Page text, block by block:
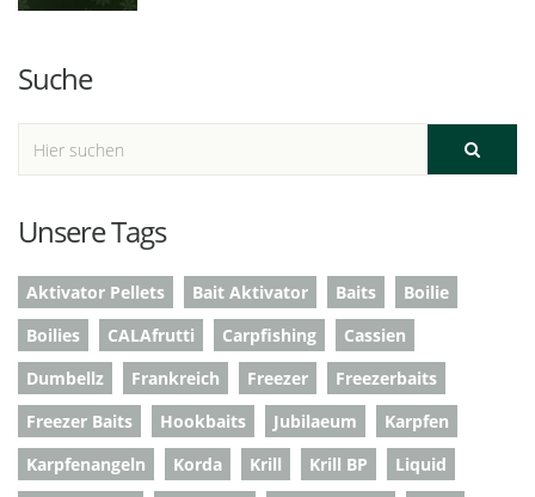
Suche
Unsere Tags
Aktivator Pellets Bait Aktivator Baits
Boilie
Boilies
CALAfrutti Carpfishing
Cassien
Dumbellz
Frankreich Freezer
Freezerbaits
Freezer Baits
Hookbaits Jubilaeum
Karpfen
Karpfenangeln
Korda Krill Krill BP
Liquid